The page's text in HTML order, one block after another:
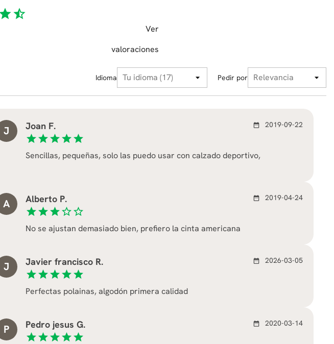
star_half
Ver
valoraciones
Idioma Pedir por
J
Joan F.
starstarstarstarstar
date_range 2019-09-22
Sencillas, pequeñas, solo las puedo usar con calzado deportivo,
A
Alberto P.
starstarstarstar_borderstar_border
date_range 2019-04-24
No se ajustan demasiado bien, prefiero la cinta americana
J
Javier francisco R.
starstarstarstarstar
date_range 2026-03-05
Perfectas polainas, algodón primera calidad
P
Pedro jesus G.
starstarstarstarstar
date_range 2020-03-14